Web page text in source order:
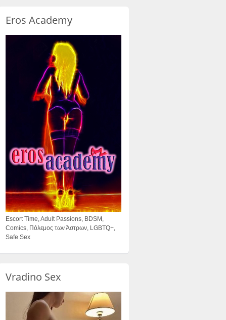
Eros Academy
Escort Time, Adult Passions, BDSM,
Comics, Πόλεμος των Άστρων, LGBTQ+,
Safe Sex
Vradino Sex